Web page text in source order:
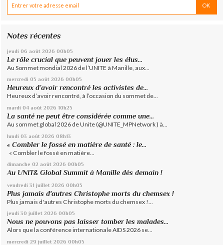
Notes récentes
jeudi 06 août 2026 00h05
Le rôle crucial que peuvent jouer les élus...
Au Sommet mondial 2026 de l’UNITE à Manille, aux...
mercredi 05 août 2026 00h05
Heureux d’avoir rencontré les activistes de...
Heureux d’avoir rencontré, à l’occasion du sommet de...
mardi 04 août 2026 10h25
La santé ne peut être considérée comme une...
Au sommet global 2026 de Unite (@UNITE_MPNetwork ) à...
lundi 03 août 2026 08h13
« Combler le fossé en matière de santé : le...
« Combler le fossé en matière...
dimanche 02 août 2026 00h05
Au UNIT& Global Summit à Manille dès demain !
vendredi 31 juillet 2026 00h05
Plus jamais d'autres Christophe morts du chemsex !
Plus jamais d'autres Christophe morts du chemsex !...
jeudi 30 juillet 2026 00h05
Nous ne pouvons pas laisser tomber les malades...
Alors que la conférence internationale AIDS 2026 se...
mercredi 29 juillet 2026 00h05